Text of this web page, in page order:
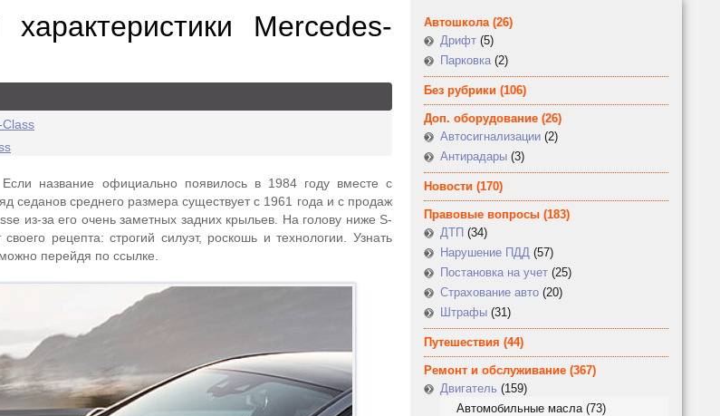
Mercedes-
название официально появилось в 1984 году вместе с
седанов среднего размера существует с 1961 года и с продаж
из-за его очень заметных задних крыльев. На голову ниже S-
рецепта: строгий силуэт, роскошь и технологии. Узнать
можно перейдя по ссылке.
Автошкола(26)
Дрифт (5)
Парковка (2)
Без рубрики (106)
Доп. оборудование (26)
Автосигнализации (2)
Антирадары (3)
Новости (170)
Правовые вопросы (183)
ДТП (34)
Нарушение ПДД (57)
Постановка на учет (25)
Страхование авто (20)
Штрафы (31)
Путешествия (44)
Ремонт и обслуживание (367)
Двигатель (159)
Автомобильные масла(73)